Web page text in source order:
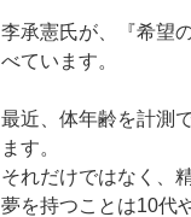
李承憲氏が、『希望
べています。
最近、体年齢を計測
ます。
それだけではなく、
夢を持つことは10代